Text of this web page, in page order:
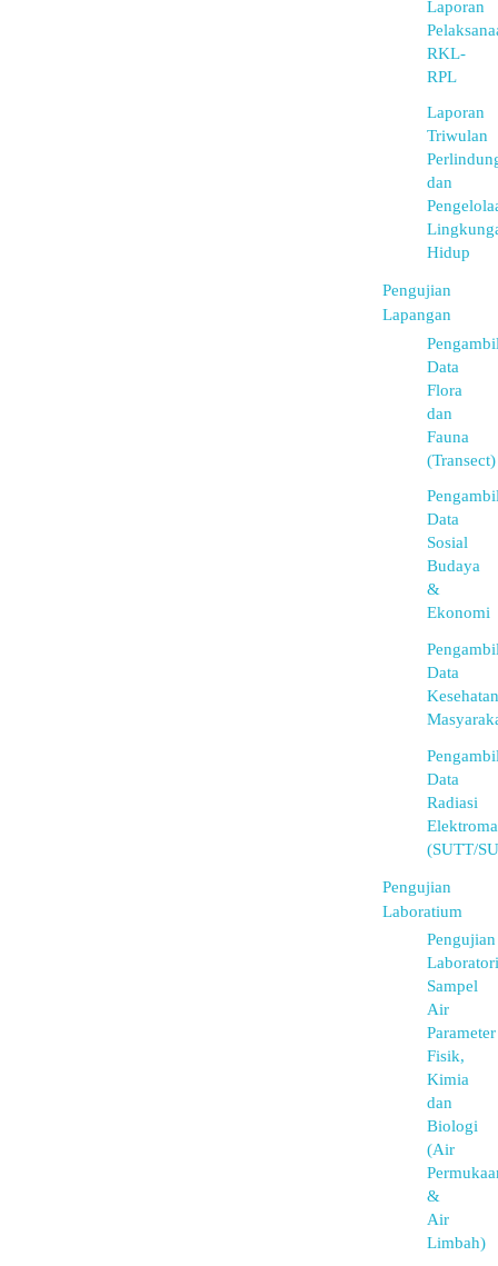
Laporan
RKL-
RPL
Laporan
Triwulan
dan
Hidup
Pengujian
Lapangan
Data
Flora
dan
Fauna
(Transect)
Data
Sosial
Budaya
&
Ekonomi
Data
Kesehatan
Data
Radiasi
(SUTT/
Pengujian
Laboratium
Pengujian
Sampel
Air
Parameter
Fisik,
Kimia
dan
Biologi
(Air
&
Air
Limbah)